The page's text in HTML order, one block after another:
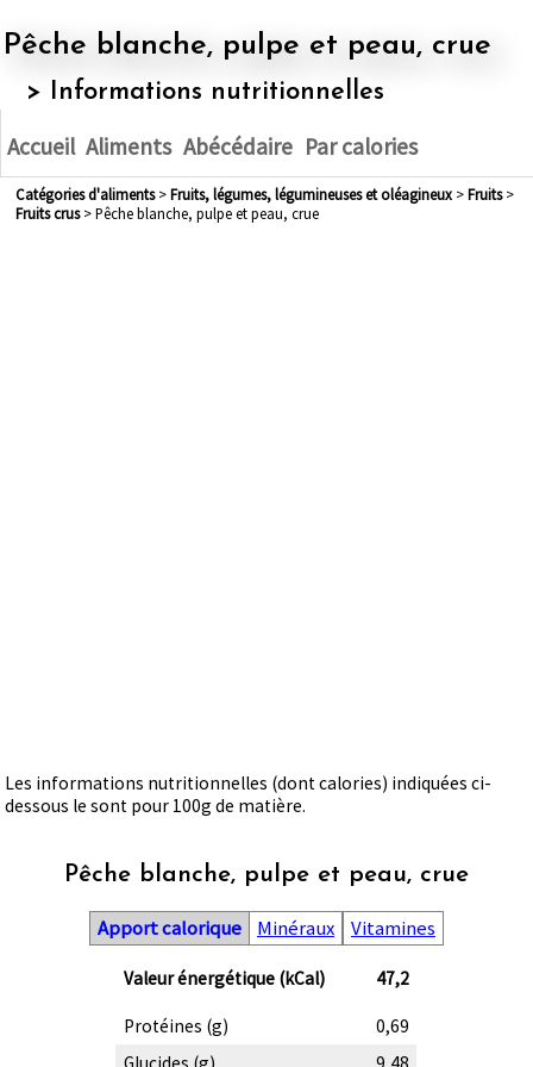
Pêche blanche, pulpe et peau, crue
> Informations nutritionnelles
Accueil Aliments Abécédaire Par calories
Catégories d'aliments> fruits, légumes, légumineuses et oléagineux> fruits>
fruits crus> Pêche blanche, pulpe et peau, crue
Les informations nutritionnelles (dont calories) indiquées ci-
dessous le sont pour 100g de matière.
Pêche blanche, pulpe et peau, crue
Apport calorique Minéraux Vitamines
Valeur énergétique (kCal) 47,2
Protéines (g)
0,69